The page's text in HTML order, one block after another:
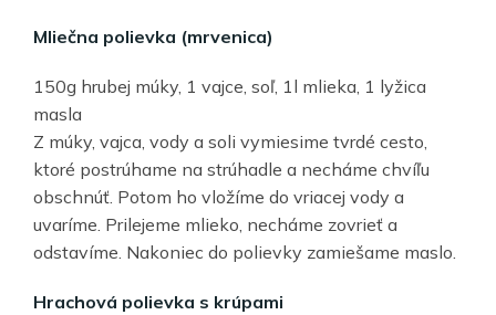
Mliečna polievka (mrvenica)
150g hrubej múky, 1 vajce, soľ, 1l mlieka, 1 lyžica
masla
Z múky, vajca, vody a soli vymiesime tvrdé cesto,
ktoré postrúhame na strúhadle a necháme chvíľu
obschnúť. Potom ho vložíme do vriacej vody a
uvaríme. Prilejeme mlieko, necháme zovrieť a
odstavíme. Nakoniec do polievky zamiešame maslo.
Hrachová polievka s krúpami